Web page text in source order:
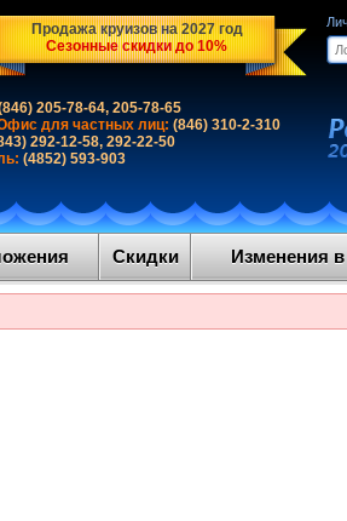
Продажа круизов на 2027 год
Сезонные скидки до 10%
205-78-64, 205-78-65
для частных лиц: (846) 310-2-310
292-12-58, 292-22-50
(4852) 593-903
Скидки Изменения в